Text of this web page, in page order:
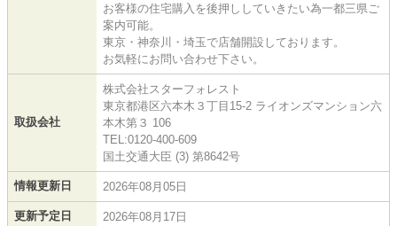
お客様の住宅購入を後押ししていきたい為一都三県ご
案内可能。
東京・神奈川・埼玉で店舗開設しております。
お気軽にお問い合わせ下さい。
取扱会社
株式会社スターフォレスト
東京都港区六本木３丁目15-2 ライオンズマンション六
本木第３ 106
TEL:0120-400-609
国土交通大臣 (3) 第8642号
情報更新日 2026年08月05日
更新予定日 2026年08月17日